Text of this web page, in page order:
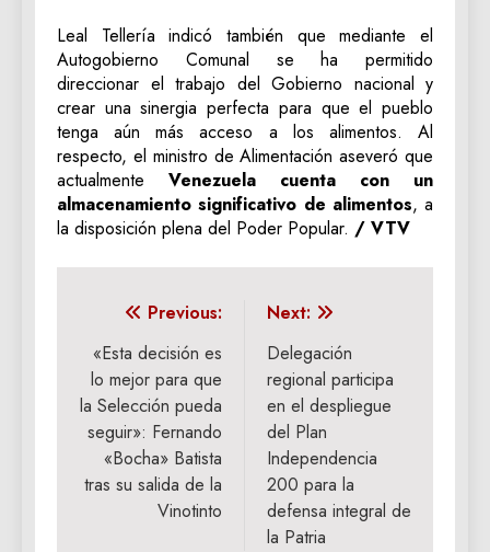
Leal Tellería indicó también que mediante el
Autogobierno Comunal se ha permitido
direccionar el trabajo del Gobierno nacional y
crear una sinergia perfecta para que el pueblo
tenga aún más acceso a los alimentos. Al
respecto, el ministro de Alimentación aseveró que
actualmente Venezuela cuenta con un
almacenamiento significativo de alimentos, a
la disposición plena del Poder Popular. / VTV
Navegación
de
entradas
Previous:
«Esta decisión es
lo mejor para que
la Selección pueda
seguir»: Fernando
«Bocha» Batista
tras su salida de la
Vinotinto
Next:
Delegación
regional participa
en el despliegue
del Plan
Independencia
200 para la
defensa integral de
la Patria